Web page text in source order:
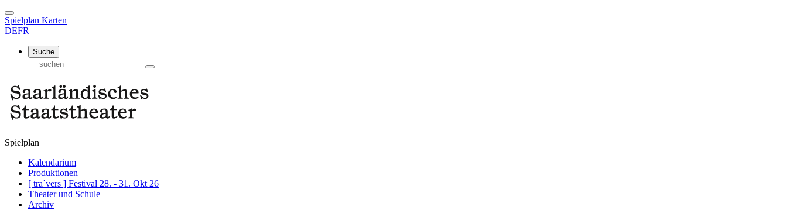
Spielplan Karten
DEFR
Suche
Spielplan
Kalendarium
Produktionen
[ tra´vers ] Festival 28. - 31. Okt 26
Theater und Schule
Archiv